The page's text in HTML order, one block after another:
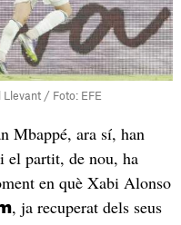
Llevant / Foto: EFE
Mbappé, ara sí, han
el partit, de nou, ha
en què Xabi Alonso
, ja recuperat dels seus